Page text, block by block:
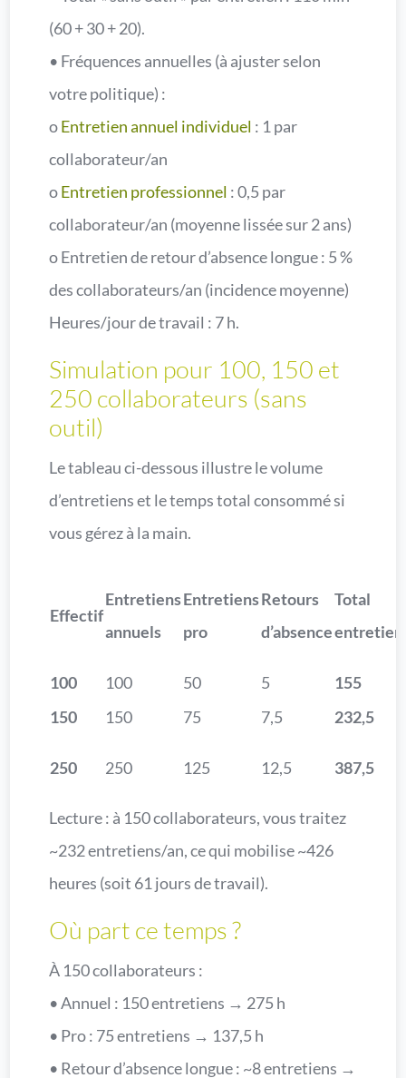
(60 + 30 + 20).
• Fréquences annuelles (à ajuster selon
votre politique) :
oEntretien annuel individuel : 1 par
collaborateur/an
oEntretien professionnel : 0,5 par
collaborateur/an (moyenne lissée sur 2 ans)
o Entretien de retour d’absence longue : 5 %
des collaborateurs/an (incidence moyenne)
Heures/jour de travail : 7 h.
Simulation pour 100, 150 et
250 collaborateurs (sans
outil)
Le tableau ci-dessous illustre le volume
d’entretiens et le temps total consommé si
vous gérez à la main.
Effectif
Entretiens
annuels
Entretiens
pro
Retours
d’absence
Total
100 100 50 5
155
150
150 75 7,5 232,5
250 250 125 12,5 387,5
Lecture : à 150 collaborateurs, vous traitez
~232 entretiens/an, ce qui mobilise ~426
heures (soit 61 jours de travail).
Où part ce temps ?
À 150 collaborateurs :
• Annuel : 150 entretiens → 275 h
• Pro : 75 entretiens → 137,5 h
• Retour d’absence longue : ~8 entretiens →